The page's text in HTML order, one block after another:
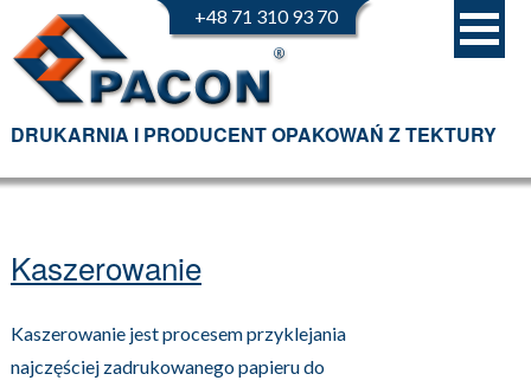
+48 71 310 93 70
DRUKARNIA I PRODUCENT OPAKOWAŃ Z TEKTURY
Kaszerowanie
Kaszerowanie jest procesem przyklejania
najczęściej zadrukowanego papieru do